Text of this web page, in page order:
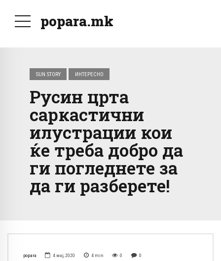
popara.mk
SUN STORY ИНТЕРЕСНО
Русин црта
саркастични
илустрации кои
ќе треба добро да
ги погледнете за
да ги разберете!
popara 4 мај, 2020 4 min 0 0